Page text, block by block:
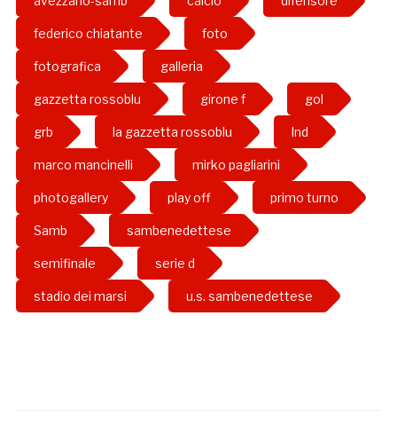
federico chiatante foto
fotografica galleria
gazzetta rossoblu girone f gol
grb la gazzetta rossoblu lnd
marco mancinelli mirko pagliarini
photogallery play off primo turno
Samb sambenedettese
semifinale serie d
stadio dei marsi u.s. sambenedettese